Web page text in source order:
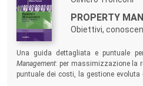
PROPERTY
Obiettivi,
Una guida dettagliata e puntuale
Management: per massimizzazione la
puntuale dei costi, la gestione evoluta